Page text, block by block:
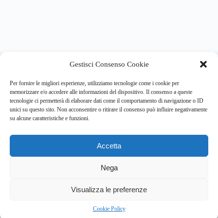
Gestisci Consenso Cookie
Per fornire le migliori esperienze, utilizziamo tecnologie come i cookie per
memorizzare e/o accedere alle informazioni del dispositivo. Il consenso a queste
tecnologie ci permetterà di elaborare dati come il comportamento di navigazione o ID
unici su questo sito. Non acconsentire o ritirare il consenso può influire negativamente
su alcune caratteristiche e funzioni.
Accetta
Nega
Visualizza le preferenze
Cookie Policy
psicologia e salute mentale.
Address:
VIA USODIMARE 3 - 37138 - VERONA (VR)
info@respira.re
045-511-7681
Bullet - Dynamic Solutions Srl P.IVA 02954300238 – REA